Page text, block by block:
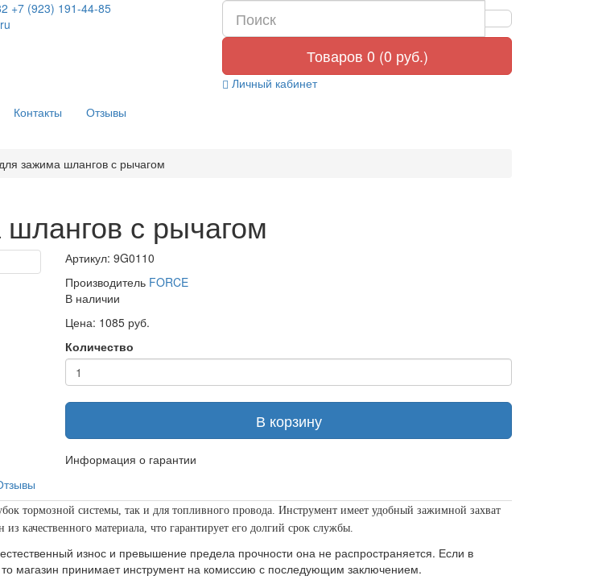
+7 (923) 191-44-85
Товаров 0 (0 руб.)
Личный кабинет
Контакты Отзывы
зажима шлангов с рычагом
с рычагом
Артикул: 9G0110
Производитель FORCE
В наличии
Цена: 1085 руб.
Количество
В корзину
Информация о гарантии
тормозной системы, так и для топливного провода. Инструмент имеет удобный зажимной захват
качественного материала, что гарантирует его долгий срок службы.
износ и превышение предела прочности она не распространяется. Если в
магазин принимает инструмент на комиссию с последующим заключением.